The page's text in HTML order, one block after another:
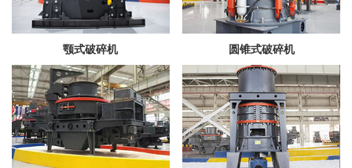
颚式破碎机 圆锥式破碎机